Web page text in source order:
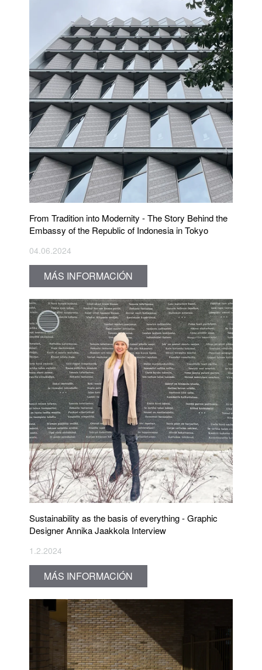
From Tradition into Modernity - The Story Behind the
Embassy of the Republic of Indonesia in Tokyo
04.06.2024
MÁS INFORMACIÓN
Sustainability as the basis of everything - Graphic
Designer Annika Jaakkola Interview
1.2.2024
MÁS INFORMACIÓN